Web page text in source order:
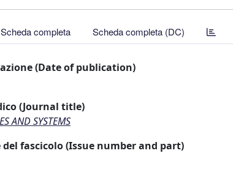
Scheda completa Scheda completa (DC)
(Date of publication)
(Journal title)
AND SYSTEMS
fascicolo (Issue number and part)